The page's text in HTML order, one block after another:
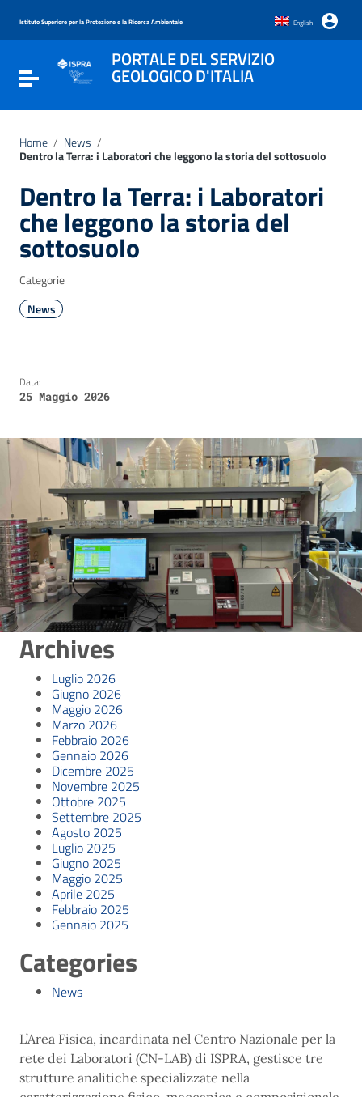
Vai al menu di navigazione
Vai al footer
Istituto Superiore per la Protezione e la Ricerca Ambientale English
Attiva / disattiva la navigazione
PORTALE DEL SERVIZIO
GEOLOGICO D'ITALIA
Home / News /
Dentro la Terra: i Laboratori che leggono la storia del sottosuolo
Dentro la Terra: i Laboratori
che leggono la storia del
sottosuolo
Categorie
News
Data:
25 Maggio 2026
Archives
Luglio 2026
Giugno 2026
Maggio 2026
Marzo 2026
Febbraio 2026
Gennaio 2026
Dicembre 2025
Novembre 2025
Ottobre 2025
Settembre 2025
Agosto 2025
Luglio 2025
Giugno 2025
Maggio 2025
Aprile 2025
Febbraio 2025
Gennaio 2025
Categories
News
L’Area Fisica, incardinata nel Centro Nazionale per la
rete dei Laboratori (CN-LAB) di ISPRA, gestisce tre
strutture analitiche specializzate nella